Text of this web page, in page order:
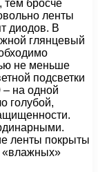
тем бросче
ленты
диодов. В
глянцевый
не меньше
подсветки
на одной
голубой,
ленты покрыты
«влажных»